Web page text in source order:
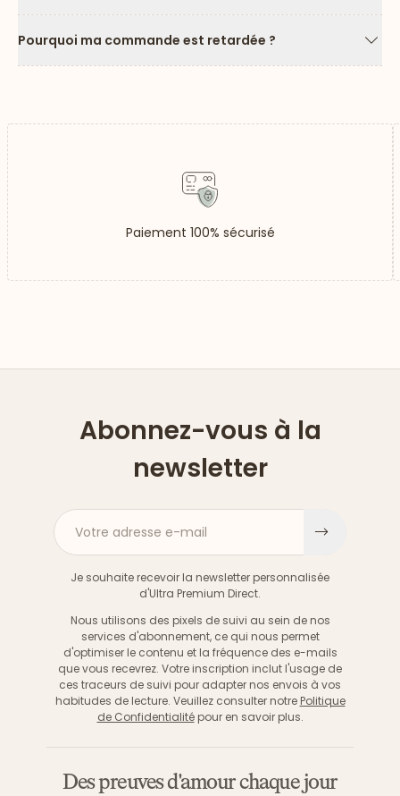
Pourquoi ma commande est retardée ?
Paiement 100% sécurisé
Abonnez-vous à la
newsletter
Votre adresse e-mail
Je souhaite recevoir la newsletter personnalisée
d'Ultra Premium Direct.
Nous utilisons des pixels de suivi au sein de nos
services d'abonnement, ce qui nous permet
d'optimiser le contenu et la fréquence des e-mails
que vous recevrez. Votre inscription inclut l'usage de
ces traceurs de suivi pour adapter nos envois à vos
habitudes de lecture. Veuillez consulter notre Politique
de Confidentialitépour en savoir plus.
Des preuves d'amour chaque jour